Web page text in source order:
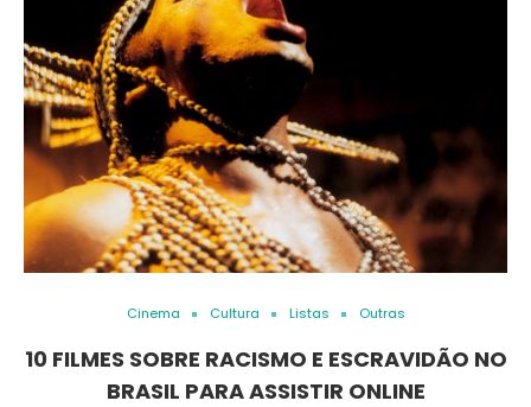
Cinema Cultura Listas Outras
10 FILMES SOBRE RACISMO E ESCRAVIDÃO NO
BRASIL PARA ASSISTIR ONLINE